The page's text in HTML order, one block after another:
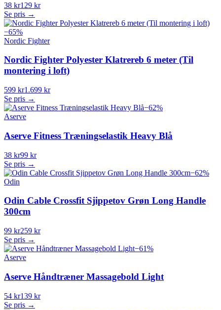
38 kr129 kr
Se pris →
−65%
Nordic Fighter
Nordic Fighter Polyester Klatrereb 6 meter (Til
montering i loft)
599 kr1.699 kr
Se pris →
−62%
Aserve
Aserve Fitness Træningselastik Heavy Blå
38 kr99 kr
Se pris →
−62%
Odin
Odin Cable Crossfit Sjippetov Grøn Long Handle
300cm
99 kr259 kr
Se pris →
−61%
Aserve
Aserve Håndtræner Massagebold Light
54 kr139 kr
Se pris →